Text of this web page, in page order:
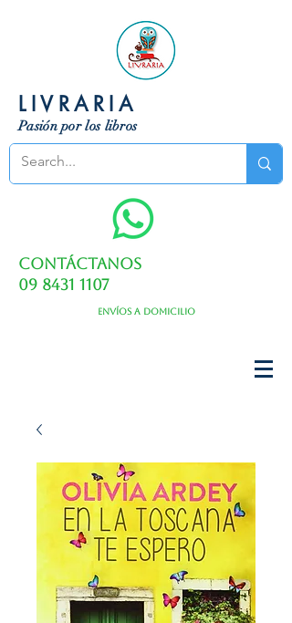
LIVRARIA
Pasión por los libros
Contáctanos
09 8431 1107
Envíos a domicilio